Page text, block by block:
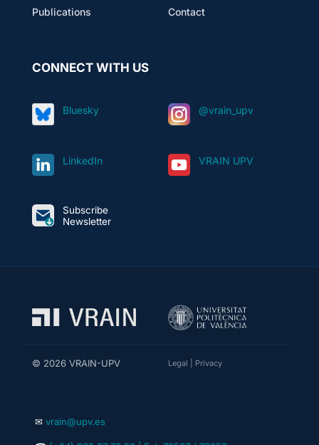
Publications Contact
CONNECT WITH US
Bluesky @vrain_upv
LinkedIn VRAIN UPV
Subscribe
Newsletter
© 2026 VRAIN-UPV Legal Privacy
✉ vrain@upv.es